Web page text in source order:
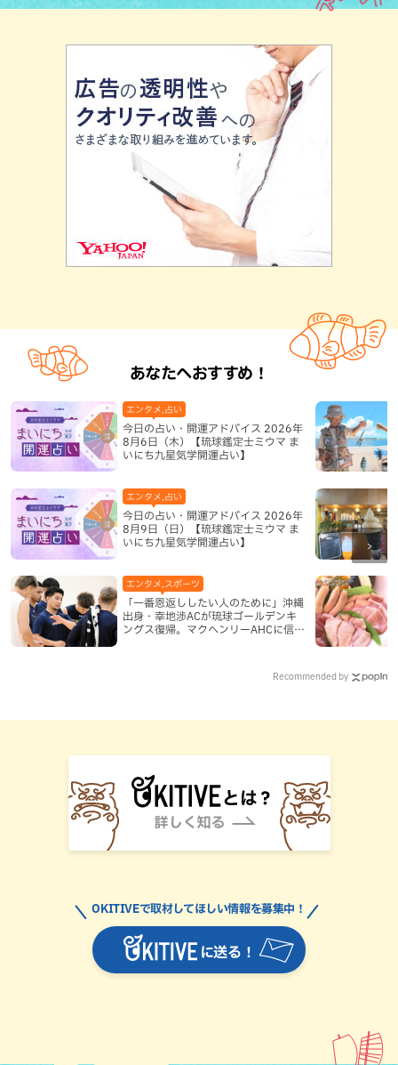
あなたへおすすめ！
今日の占い・開運アドバイス 2026年
8月6日（木）【琉球鑑定士ミウマ ま
いにち九星気学開運占い】
エンタメ,占い
今日の占い・開運アドバイス 2026年
8月9日（日）【琉球鑑定士ミウマ ま
いにち九星気学開運占い】
エンタメ,占い
「一番恩返ししたい人のために」沖縄
出身・幸地渉ACが琉球ゴールデンキ
ングス復帰。マクヘンリーAHCに信頼
エンタメ,スポーツ
Recommended by
に送る！
OKITIVEで取材してほしい情報を募集中！